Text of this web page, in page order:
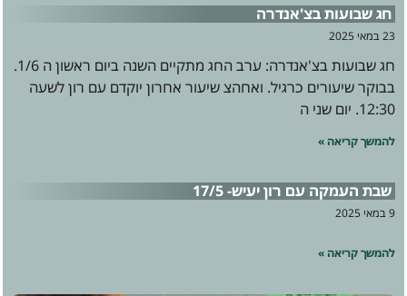
חג שבועות בצ'אנדרה
23 במאי 2025
חג שבועות בצ'אנדרה: ערב החג מתקיים השנה ביום ראשון ה 1/6.
בבוקר שיעורים כרגיל. ואחהצ שיעור אחרון יוקדם עם רון לשעה
12:30. יום שני ה
להמשך קריאה »
שבת העמקה עם רון יעיש- 17/5
9 במאי 2025
להמשך קריאה »